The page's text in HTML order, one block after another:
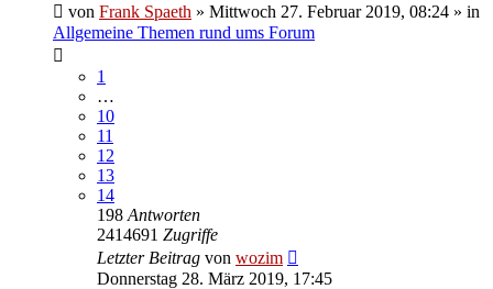
von Frank Spaeth » Mittwoch 27. Februar 2019, 08:24 » in
Allgemeine Themen rund ums Forum
1
…
10
11
12
13
14
198 Antworten
2414691 Zugriffe
Letzter Beitrag von wozim
Donnerstag 28. März 2019, 17:45